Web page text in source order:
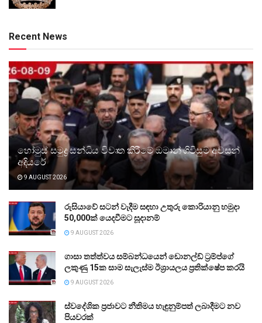
Recent News
හෝමුස් සමුද්‍ර සන්ධිය විවෘත කිරීමේ ඔමාන් ගිවිසුම අවසන්
අදියරේ
9 AUGUST 2026
රුසියාවේ සටන් වැදීම සඳහා උතුරු කොරියානු හමුදා
50,000ක් යෙදවීමට සූදානම්
9 AUGUST 2026
ගාසා තත්ත්වය සම්බන්ධයෙන් ඩොනල්ඩ් ට්‍රම්ප්ගේ
ලකුණු 15ක සාම සැලැස්ම ඊශ්‍රායලය ප්‍රතික්ෂේප කරයි
9 AUGUST 2026
ස්වදේශික ප්‍රජාවට නීතිමය හැඳුනුම්පත් ලබාදීමට නව
පියවරක්